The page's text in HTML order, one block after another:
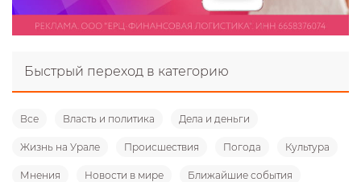
Быстрый переход в категорию
Все Власть и политика Дела и деньги
Жизнь на Урале Происшествия Погода Культура
Мнения Новости в мире Ближайшие события